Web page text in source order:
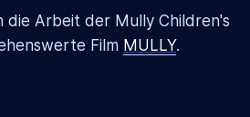
die Arbeit der Mully Children's
Film MULLY.